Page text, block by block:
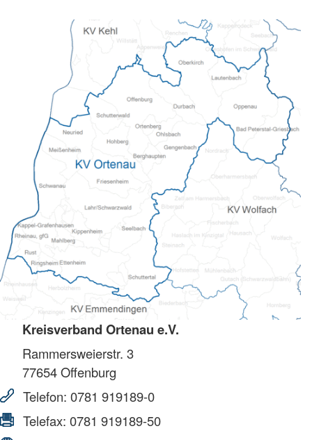
Kreisverband Ortenau e.V.
Rammersweierstr. 3
77654Offenburg
Telefon: 0781 919189-0
Telefax: 0781 919189-50